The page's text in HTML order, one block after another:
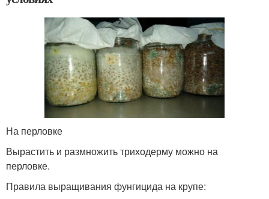
На перловке
Вырастить и размножить триходерму можно на
перловке.
Правила выращивания фунгицида на крупе: